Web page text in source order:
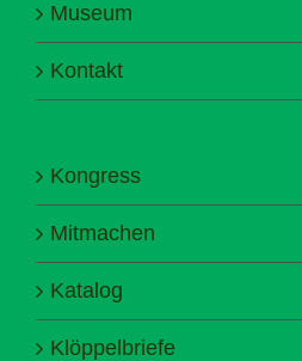
Museum
Kontakt
Kongress
Mitmachen
Katalog
Klöppelbriefe